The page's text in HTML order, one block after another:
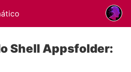
Shell Appsfolder: